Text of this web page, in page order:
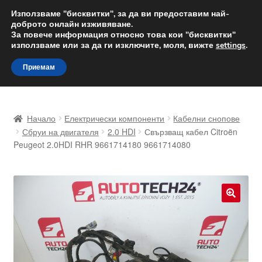
ДОСТАВКА от 12 лв.
Доставка по целия свят
Skip
to
navigation
Skip
to
content
Доставка по целия свят
Количка
Контакт
Начало Електрически компоненти
Кабелни снопове
Сбруи на двигателя
2.0 HDI
Свързващ кабел Citroën
Peugeot 2.0HDI RHR 9661714180 9661714080
Използваме "бисквитки", за да ви предоставим най-
доброто онлайн изживяване.
За повече информация относно това кои "бисквитки"
използваме или за да ги изключите, моля, вижте settings.
Приемам